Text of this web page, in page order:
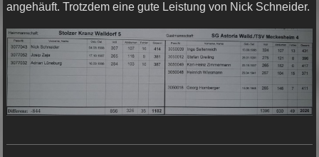
angehäuft. Trotzdem eine gute Leistung von Nick Schneider.